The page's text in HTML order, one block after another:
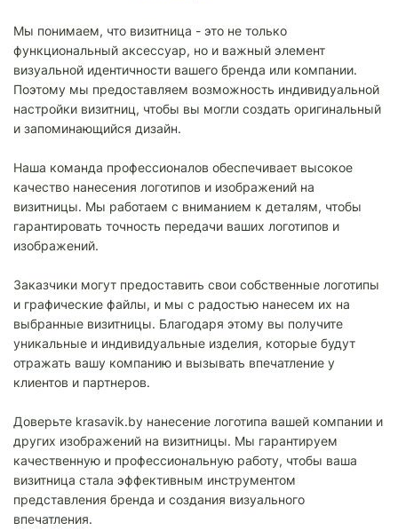
Мы понимаем, что визитница - это не только
функциональный аксессуар, но и важный элемент
визуальной идентичности вашего бренда или компании.
Поэтому мы предоставляем возможность индивидуальной
настройки визитниц, чтобы вы могли создать оригинальный
и запоминающийся дизайн.
Наша команда профессионалов обеспечивает высокое
качество нанесения логотипов и изображений на
визитницы. Мы работаем с вниманием к деталям, чтобы
гарантировать точность передачи ваших логотипов и
изображений.
Заказчики могут предоставить свои собственные логотипы
и графические файлы, и мы с радостью нанесем их на
выбранные визитницы. Благодаря этому вы получите
уникальные и индивидуальные изделия, которые будут
отражать вашу компанию и вызывать впечатление у
клиентов и партнеров.
Доверьте krasavik.by нанесение логотипа вашей компании и
других изображений на визитницы. Мы гарантируем
качественную и профессиональную работу, чтобы ваша
визитница стала эффективным инструментом
представления бренда и создания визуального
впечатления.